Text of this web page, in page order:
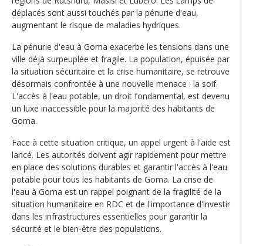
déplacés sont aussi touchés par la pénurie d'eau,
augmentant le risque de maladies hydriques.
La pénurie d'eau à Goma exacerbe les tensions dans une
ville déjà surpeuplée et fragile. La population, épuisée par
la situation sécuritaire et la crise humanitaire, se retrouve
désormais confrontée à une nouvelle menace : la soif.
L'accès à l'eau potable, un droit fondamental, est devenu
un luxe inaccessible pour la majorité des habitants de
Goma.
Face à cette situation critique, un appel urgent à l'aide est
lancé. Les autorités doivent agir rapidement pour mettre
en place des solutions durables et garantir l'accès à l'eau
potable pour tous les habitants de Goma. La crise de
l'eau à Goma est un rappel poignant de la fragilité de la
situation humanitaire en RDC et de l'importance d'investir
dans les infrastructures essentielles pour garantir la
sécurité et le bien-être des populations.